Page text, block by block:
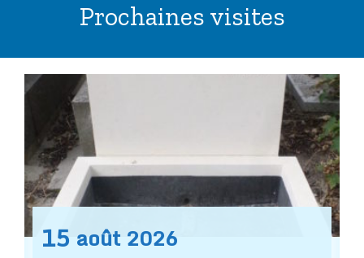
Prochaines visites
15 août 2026